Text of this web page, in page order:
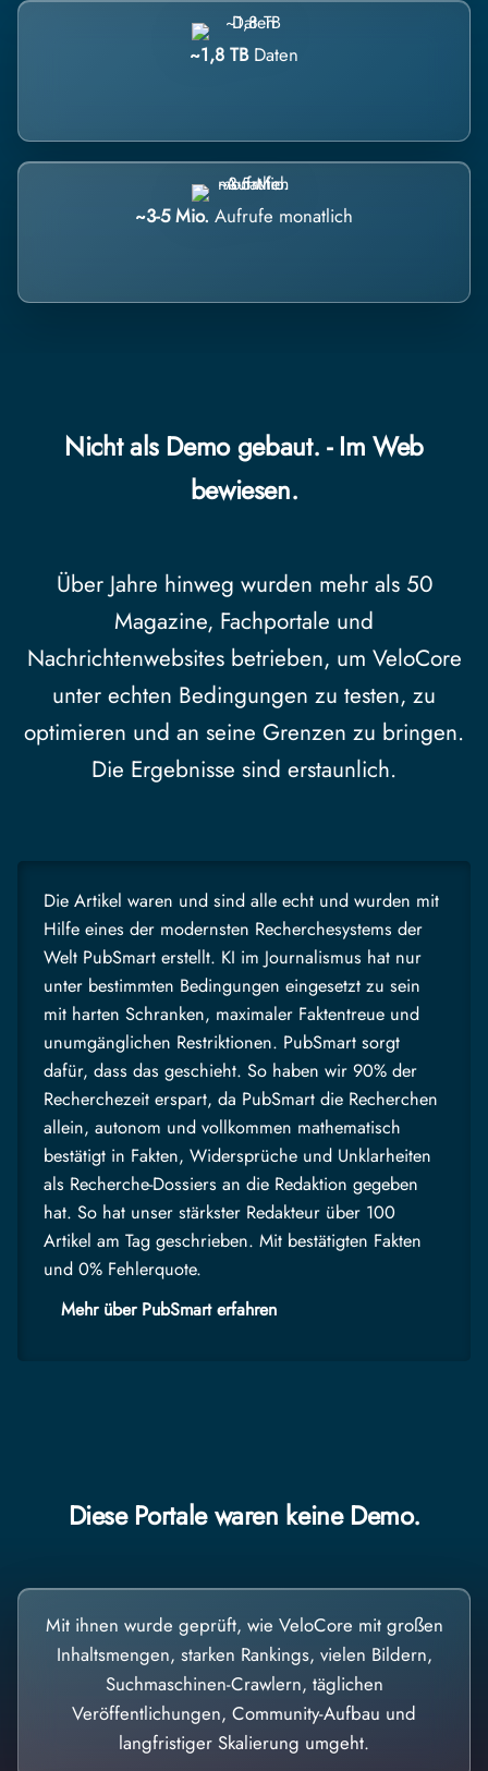
~1,8 TB Daten
~3-5 Mio. Aufrufe monatlich
Nicht als Demo gebaut. - Im Web
bewiesen.
Über Jahre hinweg wurden mehr als 50
Magazine, Fachportale und
Nachrichtenwebsites betrieben, um VeloCore
unter echten Bedingungen zu testen, zu
optimieren und an seine Grenzen zu bringen.
Die Ergebnisse sind erstaunlich.
Die Artikel waren und sind alle echt und wurden mit
Hilfe eines der modernsten Recherchesystems der
Welt PubSmart erstellt. KI im Journalismus hat nur
unter bestimmten Bedingungen eingesetzt zu sein
mit harten Schranken, maximaler Faktentreue und
unumgänglichen Restriktionen. PubSmart sorgt
dafür, dass das geschieht. So haben wir 90% der
Recherchezeit erspart, da PubSmart die Recherchen
allein, autonom und vollkommen mathematisch
bestätigt in Fakten, Widersprüche und Unklarheiten
als Recherche-Dossiers an die Redaktion gegeben
hat. So hat unser stärkster Redakteur über 100
Artikel am Tag geschrieben. Mit bestätigten Fakten
und 0% Fehlerquote.
Mehr über PubSmart erfahren
Diese Portale waren keine Demo.
Mit ihnen wurde geprüft, wie VeloCore mit großen
Inhaltsmengen, starken Rankings, vielen Bildern,
Suchmaschinen-Crawlern, täglichen
Veröffentlichungen, Community-Aufbau und
langfristiger Skalierung umgeht.